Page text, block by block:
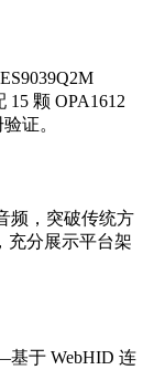
颗 OPA1612
证。
频，突破传统方
充分展示平台架
基于 WebHID 连